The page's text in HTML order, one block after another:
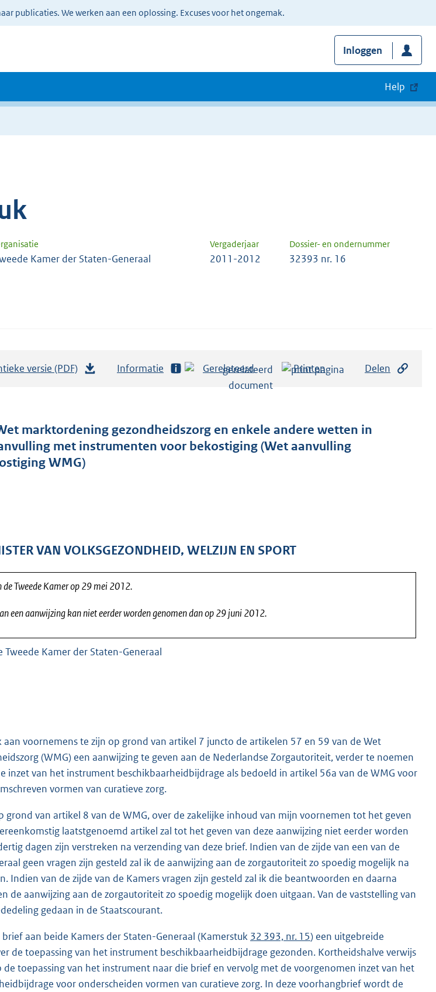
publicaties. We werken aan een oplossing. Excuses voor het ongemak.
Inloggen
Help
Vergaderjaar Dossier- en ondernummer
Kamer der Staten-Generaal 2011-2012 32393 nr. 16
versie (PDF)
a
n
d
t
t
e
5
K
Informatie Gerelateerd Printen Delen
marktordening gezondheidszorg en enkele andere wetten in
met instrumenten voor bekostiging (Wet aanvulling
WMG)
VAN VOLKSGEZONDHEID, WELZIJN EN SPORT
Tweede Kamer op 29 mei 2012.
een aanwijzing kan niet eerder worden genomen dan op 29 juni 2012.
Tweede Kamer der Staten-Generaal
voornemens te zijn op grond van artikel 7 juncto de artikelen 57 en 59 van de Wet
(WMG) een aanwijzing te geven aan de Nederlandse Zorgautoriteit, verder te noemen
inzet van het instrument beschikbaarheidbijdrage als bedoeld in artikel 56a van de WMG voor
vormen van curatieve zorg.
grond van artikel 8 van de WMG, over de zakelijke inhoud van mijn voornemen tot het geven
laatstgenoemd artikel zal tot het geven van deze aanwijzing niet eerder worden
dagen zijn verstreken na verzending van deze brief. Indien van de zijde van een van de
geen vragen zijn gesteld zal ik de aanwijzing aan de zorgautoriteit zo spoedig mogelijk na
Indien van de zijde van de Kamers vragen zijn gesteld zal ik die beantwoorden en daarna
de aanwijzing aan de zorgautoriteit zo spoedig mogelijk doen uitgaan. Van de vaststelling van
gedaan in de Staatscourant.
aan beide Kamers der Staten-Generaal (Kamerstuk 32 393, nr. 15) een uitgebreide
de toepassing van het instrument beschikbaarheidbijdrage gezonden. Kortheidshalve verwijs
toepassing van het instrument naar die brief en vervolg met de voorgenomen inzet van het
voor onderscheiden vormen van curatieve zorg. In deze voorhangbrief wordt de